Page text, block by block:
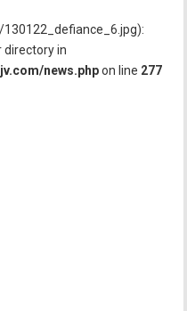
directory in
news.phpon line 277